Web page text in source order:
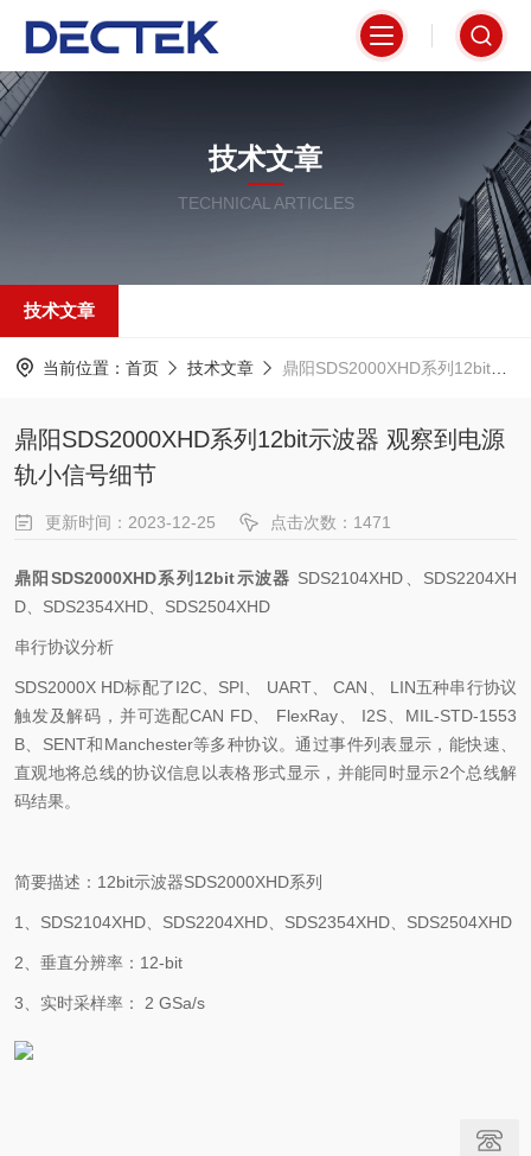
技术文章
TECHNICAL ARTICLES
技术文章
当前位置： 首页 技术文章 鼎阳SDS2000XHD系列12bit示波器 观察到电源轨小信号细节
鼎阳SDS2000XHD系列12bit示波器 观察到电源
轨小信号细节
更新时间：2023-12-25 点击次数：1471
鼎阳SDS2000XHD系列12bit示波器 SDS2104XHD、SDS2204XH
D、SDS2354XHD、SDS2504XHD
串行协议分析
SDS2000X HD标配了I2C、 SPI UART、CAN LIN五种串行协议
触发及解码，并可选配CAN FD、 FlexRay I2S
MIL-STD-1553
B
SENT和Manchester等多种协议。通过事件列表显示，能快速、
直观地将总线的协议信息以表格形式显示，并能同时显示2个总线解
码结果。
简要描述： 12bit示波器SDS2000XHD系列
1 SDS2104XHD SDS2204XHD SDS2354XHD SDS2504XHD
2 、垂直分辨率： 12-bit
3 、实时采样率： 2 GSa/s